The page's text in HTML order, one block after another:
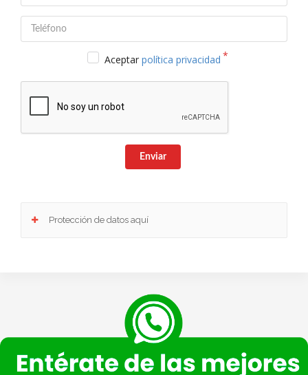
Aceptarpolítica privacidad
Enviar
Protección de datos aquí
: Consentimiento del interesado.
Destinatarios: Plataforma de Mail marketing-Empresas del grupo CEA.
Información adicional
de VIAJESCEA encontrarás
información adicional sobre la recopilación y el uso de su información personal por parte